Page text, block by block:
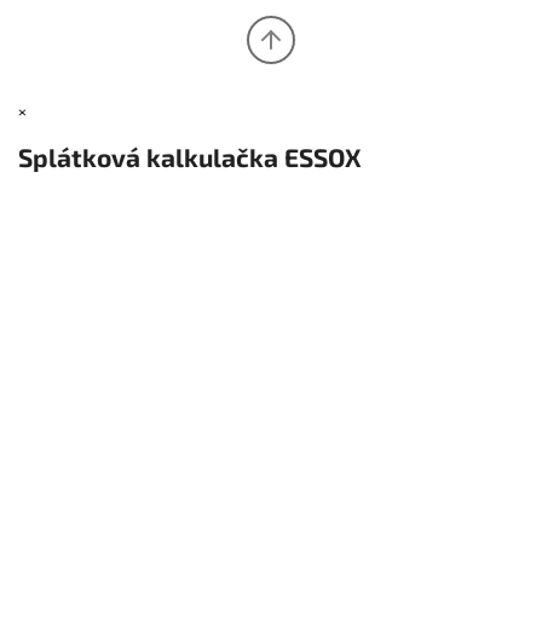
×
Splátková kalkulačka ESSOX